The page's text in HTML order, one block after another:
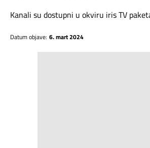
Kako do nas?
Rešavanje problema
Kanali su dostupni u okviru iris TV
Datum objave: 6. mart 2024